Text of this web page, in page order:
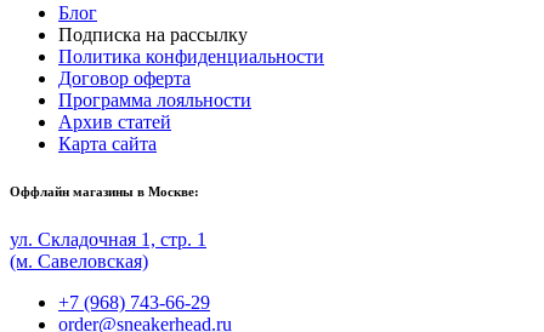
Блог
Подписка на рассылку
Политика конфиденциальности
Договор оферта
Программа лояльности
Архив статей
Карта сайта
Оффлайн магазины в Москве:
ул. Складочная 1, стр. 1
(м. Савеловская)
+7 (968) 743-66-29
order@sneakerhead.ru